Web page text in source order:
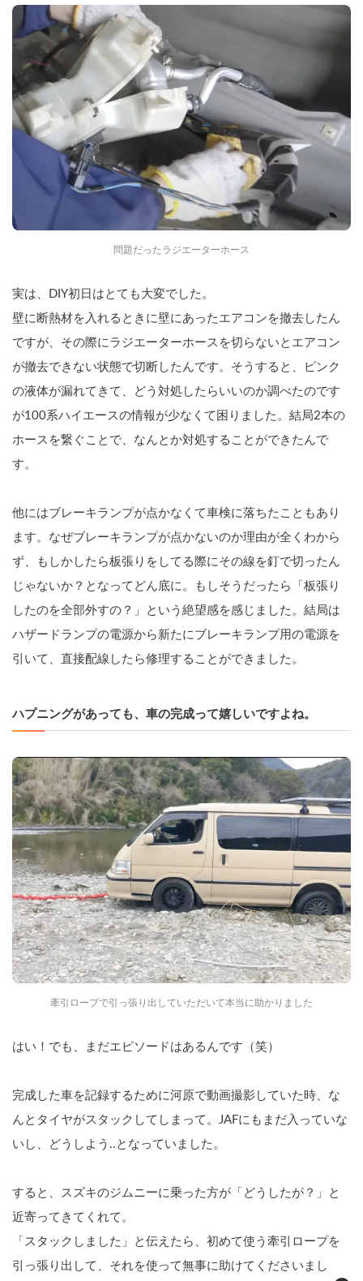
問題だったラジエーターホース
実は、DIY初日はとても大変でした。
壁に断熱材を入れるときに壁にあったエアコンを撤去したん
ですが、その際にラジエーターホースを切らないとエアコン
が撤去できない状態で切断したんです。そうすると、ピンク
の液体が漏れてきて、どう対処したらいいのか調べたのです
が100系ハイエースの情報が少なくて困りました。結局2本の
ホースを繋ぐことで、なんとか対処することができたんで
す。
他にはブレーキランプが点かなくて車検に落ちたこともあり
ます。なぜブレーキランプが点かないのか理由が全くわから
ず、もしかしたら板張りをしてる際にその線を釘で切ったん
じゃないか？となってどん底に。もしそうだったら「板張り
したのを全部外すの？」という絶望感を感じました。結局は
ハザードランプの電源から新たにブレーキランプ用の電源を
引いて、直接配線したら修理することができました。
ハプニングがあっても、車の完成って嬉しいですよね。
牽引ロープで引っ張り出していただいて本当に助かりました
はい！でも、まだエピソードはあるんです（笑）
完成した車を記録するために河原で動画撮影していた時、な
んとタイヤがスタックしてしまって。JAFにもまだ入っていな
いし、どうしよう..となっていました。
すると、スズキのジムニーに乗った方が「どうしたが？」と
近寄ってきてくれて。
「スタックしました」と伝えたら、初めて使う牽引ロープを
引っ張り出して、それを使って無事に助けてくださいまし